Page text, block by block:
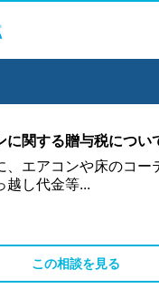
に関する贈与税につい
、エアコンや床のコー
越し代金等...
この相談を見る